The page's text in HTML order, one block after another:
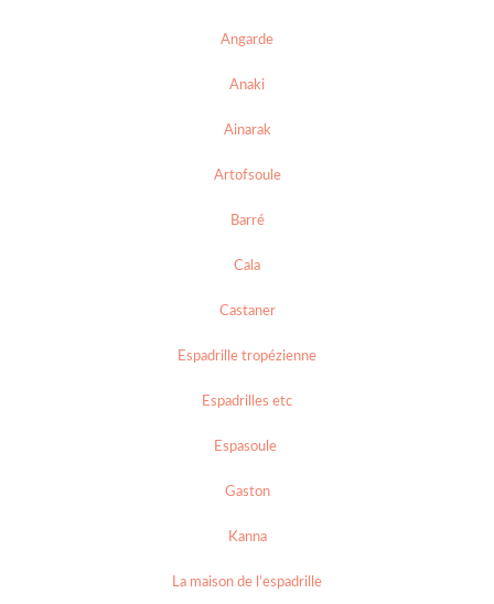
Angarde
Anaki
Ainarak
Artofsoule
Barré
Cala
Castaner
Espadrille tropézienne
Espadrilles etc
Espasoule
Gaston
Kanna
La maison de l’espadrille